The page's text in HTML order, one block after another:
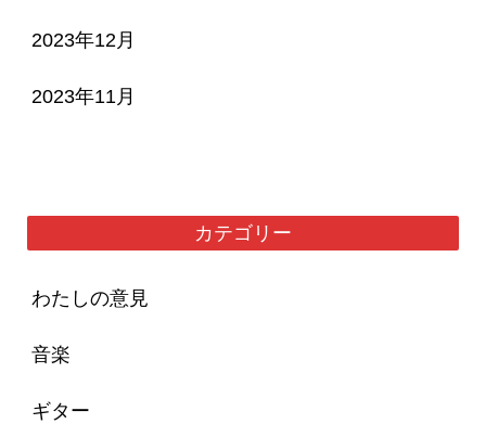
2023年12月
2023年11月
カテゴリー
わたしの意見
音楽
ギター